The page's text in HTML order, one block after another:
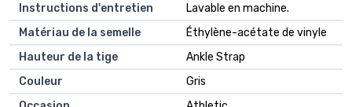
Instructions d'entretien
Lavable en machine.
Matériau de la semelle
Éthylène-acétate de vinyle
Hauteur de la tige
Ankle Strap
Couleur
Gris